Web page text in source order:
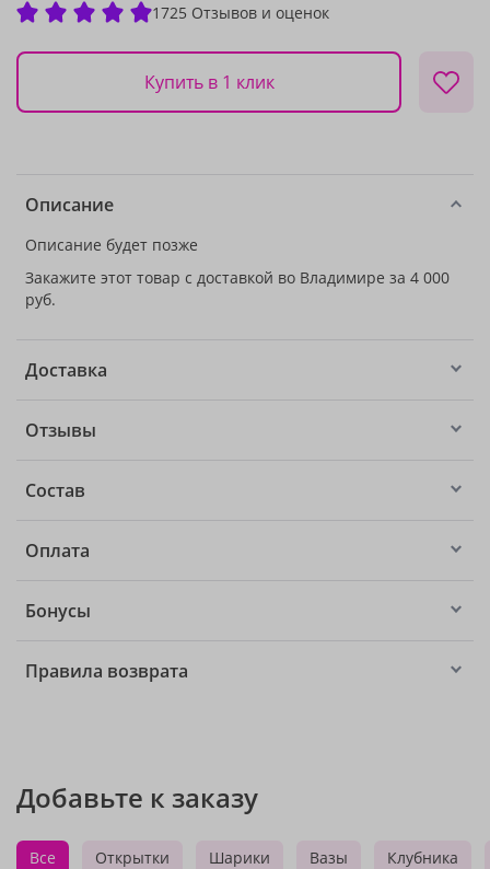
1725 Отзывов и оценок
Купить в 1 клик
Описание
Описание будет позже
Закажите этот товар с доставкой во Владимире за 4 000
руб.
Доставка
Отзывы
Состав
Оплата
Бонусы
Правила возврата
Добавьте к заказу
Все Открытки Шарики Вазы Клубника